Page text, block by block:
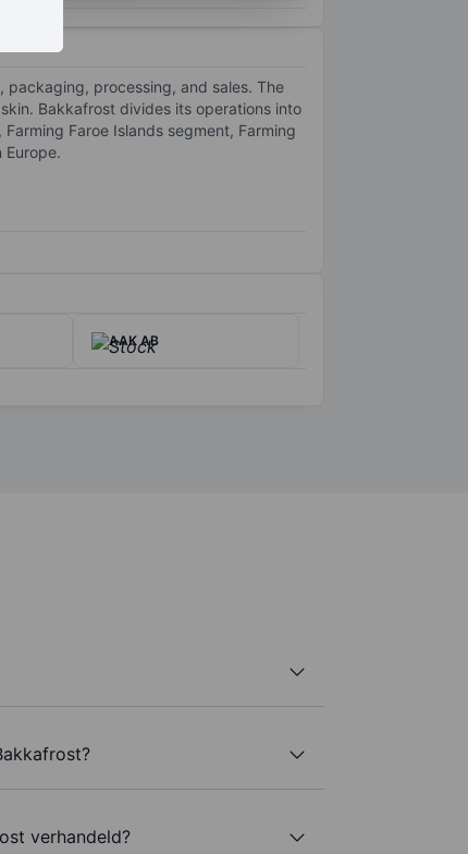
packaging, processing, and sales. The
Bakkafrost divides its operations into
Faroe Islands segment, Farming
Europe.
AAK AB
verhandeld?